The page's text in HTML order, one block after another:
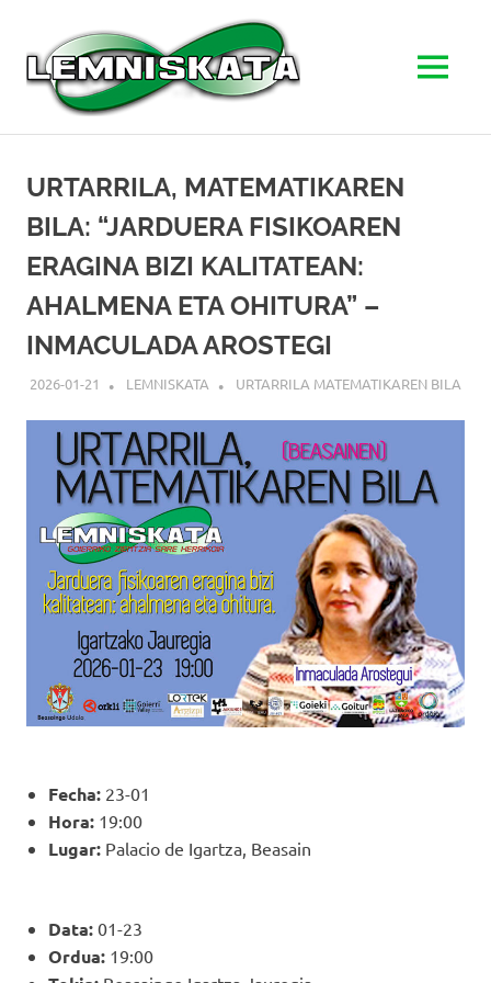
contentherrikoia
MENU
URTARRILA, MATEMATIKAREN
BILA: “JARDUERA FISIKOAREN
ERAGINA BIZI KALITATEAN:
AHALMENA ETA OHITURA” –
INMACULADA AROSTEGI
2026-01-21 LEMNISKATA URTARRILA MATEMATIKAREN BILA
Fecha: 23-01
Hora: 19:00
Lugar: Palacio de Igartza, Beasain
Data: 01-23
Ordua: 19:00